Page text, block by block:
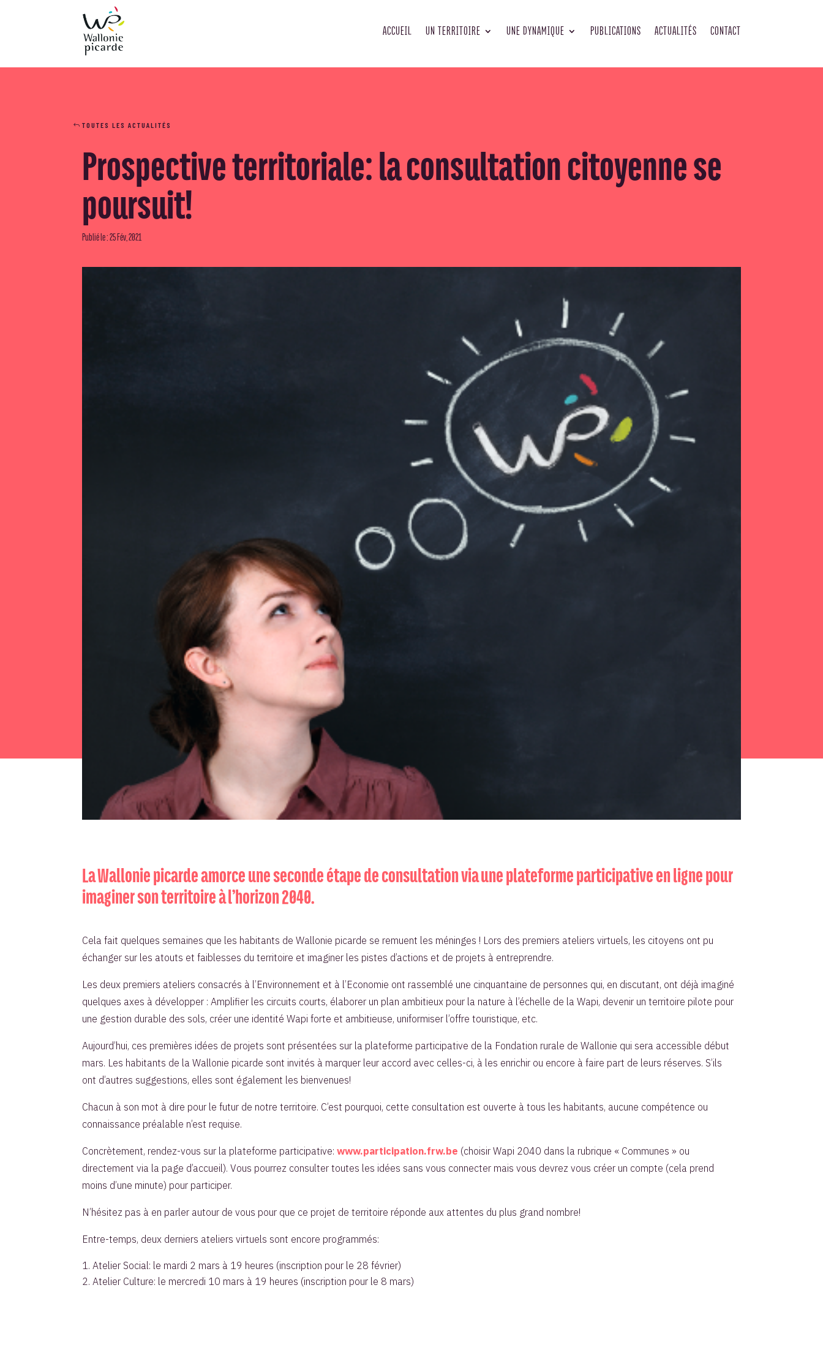
ACCUEIL UN TERRITOIRE UNE DYNAMIQUE PUBLICATIONS ACTUALITÉS CONTACT
TOUTES LES ACTUALITÉS
Prospective territoriale: la consultation citoyenne se
poursuit!
Publié le : 25 Fév, 2021
La Wallonie picarde amorce une seconde étape de consultation via une plateforme participative en ligne pour
imaginer son territoire à l’horizon 2040.
Cela fait quelques semaines que les habitants de Wallonie picarde se remuent les méninges ! Lors des premiers ateliers virtuels, les citoyens ont pu
échanger sur les atouts et faiblesses du territoire et imaginer les pistes d’actions et de projets à entreprendre.
Les deux premiers ateliers consacrés à l’Environnement et à l’Economie ont rassemblé une cinquantaine de personnes qui, en discutant, ont déjà imaginé
quelques axes à développer : Amplifier les circuits courts, élaborer un plan ambitieux pour la nature à l’échelle de la Wapi, devenir un territoire pilote pour
une gestion durable des sols, créer une identité Wapi forte et ambitieuse, uniformiser l’offre touristique, etc.
Aujourd’hui, ces premières idées de projets sont présentées sur la plateforme participative de la Fondation rurale de Wallonie qui sera accessible début
mars. Les habitants de la Wallonie picarde sont invités à marquer leur accord avec celles-ci, à les enrichir ou encore à faire part de leurs réserves. S’ils
ont d’autres suggestions, elles sont également les bienvenues!
Chacun à son mot à dire pour le futur de notre territoire. C’est pourquoi, cette consultation est ouverte à tous les habitants, aucune compétence ou
connaissance préalable n’est requise.
Concrètement, rendez-vous sur la plateforme participative:www.participation.frw.be (choisir Wapi 2040 dans la rubrique « Communes » ou
directement via la page d’accueil). Vous pourrez consulter toutes les idées sans vous connecter mais vous devrez vous créer un compte (cela prend
moins d’une minute) pour participer.
N’hésitez pas à en parler autour de vous pour que ce projet de territoire réponde aux attentes du plus grand nombre!
Entre-temps, deux derniers ateliers virtuels sont encore programmés:
Atelier Social: le mardi 2 mars à 19 heures (inscription pour le 28 février)
Atelier Culture: le mercredi 10 mars à 19 heures (inscription pour le 8 mars)